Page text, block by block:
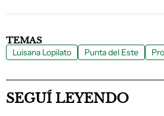
TEMAS
Luisana Lopilato Punta del Este
SEGUÍ LEYENDO